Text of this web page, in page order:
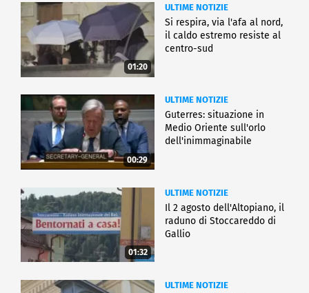
01:20
ULTIME NOTIZIE
Si respira, via l'afa al nord,
il caldo estremo resiste al
centro-sud
00:29
ULTIME NOTIZIE
Guterres: situazione in
Medio Oriente sull'orlo
dell'inimmaginabile
01:32
ULTIME NOTIZIE
Il 2 agosto dell'Altopiano, il
raduno di Stoccareddo di
Gallio
ULTIME NOTIZIE